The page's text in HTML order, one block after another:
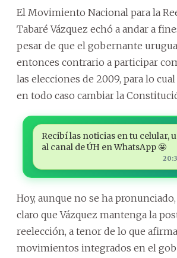
El Movimiento Nacional para la
Tabaré Vázquez echó a andar a
pesar de que el gobernante
entonces contrario a participar
las elecciones de 2009, para lo
en todo caso cambiar la
Recibí las noticias en tu celular,
al canal de ÚH en WhatsApp 🤩
Hoy, aunque no se ha
claro que Vázquez mantenga la
reelección, a tenor de lo que
movimientos integrados en el